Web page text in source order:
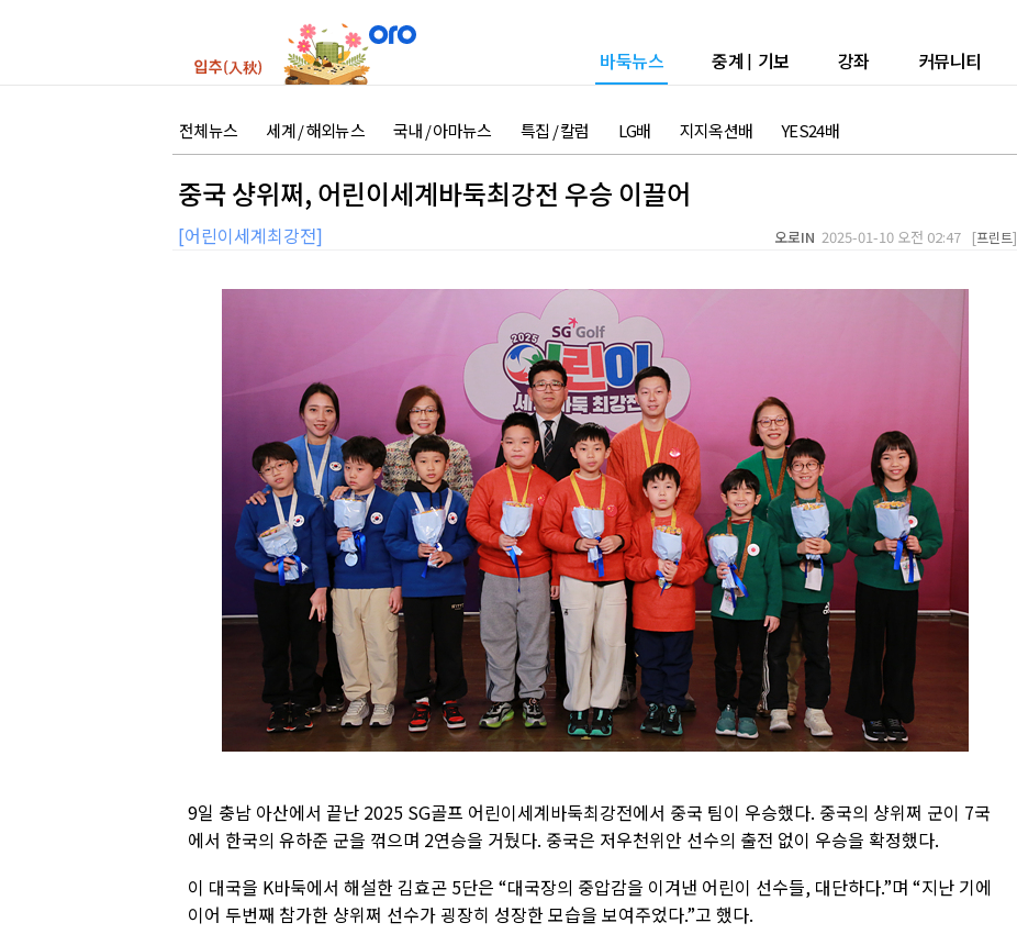
바둑뉴스 중계 | 기보 강좌 커뮤니티
전체뉴스 세계 / 해외뉴스 국내 / 아마뉴스 특집 / 칼럼 LG배 지지옥션배 YES24배
중국 샹위쩌, 어린이세계바둑최강전 우승 이끌어
[어린이세계최강전] 오로IN 2025-01-10 오전 02:47 [프린트]
9일 충남 아산에서 끝난 2025 SG골프 어린이세계바둑최강전에서 중국 팀이 우승했다. 중국의 샹위쩌 군이 7국
에서 한국의 유하준 군을 꺾으며 2연승을 거뒀다. 중국은 저우천위안 선수의 출전 없이 우승을 확정했다.
이 대국을 K바둑에서 해설한 김효곤 5단은 “대국장의 중압감을 이겨낸 어린이 선수들, 대단하다.”며 “지난 기에
이어 두번째 참가한 샹위쩌 선수가 굉장히 성장한 모습을 보여주었다.”고 했다.